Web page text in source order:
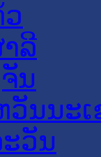
ລີ
ນ
ວັນນະ
ວັນ